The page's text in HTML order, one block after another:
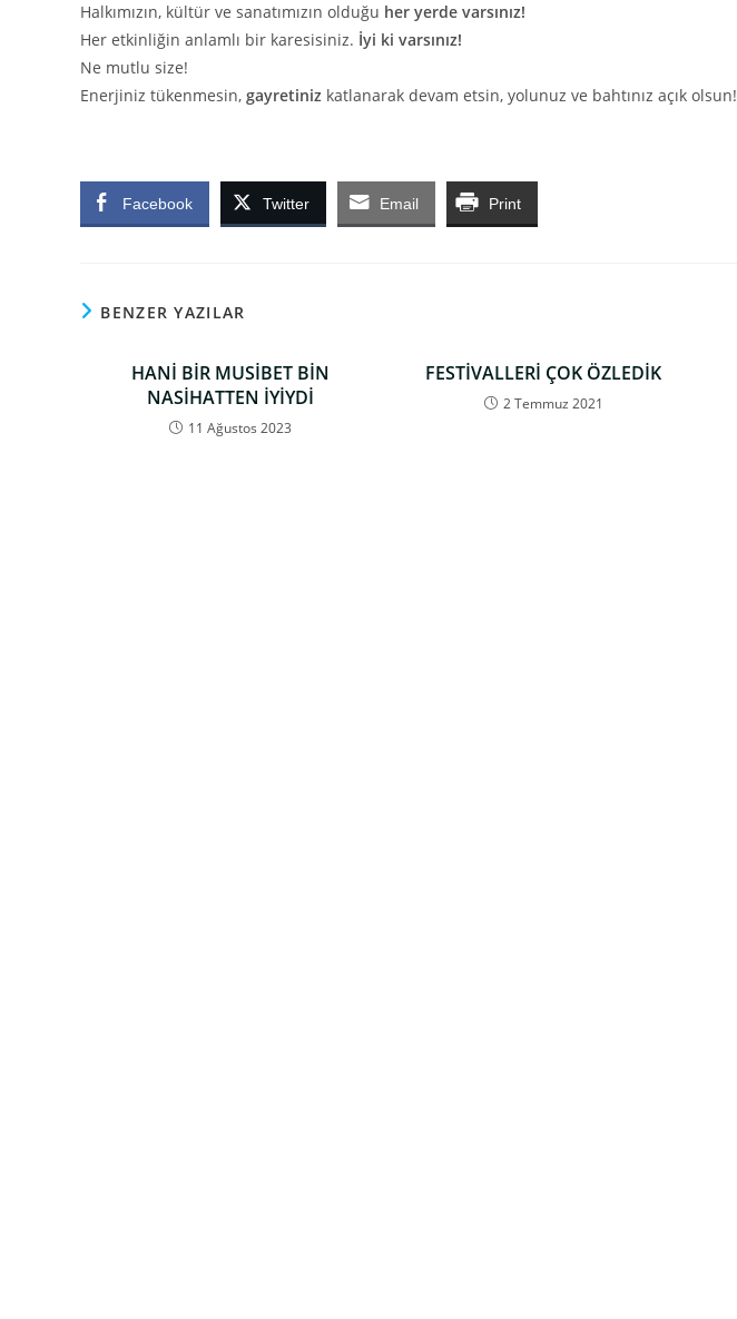
Halkımızın, kültür ve sanatımızın olduğu her yerde varsınız!
Her etkinliğin anlamlı bir karesisiniz. İyi ki varsınız!
Ne mutlu size!
Enerjiniz tükenmesin, gayretiniz katlanarak devam etsin, yolunuz ve bahtınız açık olsun!
Facebook Twitter Email Print
BENZER YAZILAR
HANİ BİR MUSİBET BİN
NASİHATTEN İYİYDİ
11 Ağustos 2023
FESTİVALLERİ ÇOK ÖZLEDİK
2 Temmuz 2021